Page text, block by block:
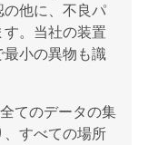
他に、不良パ
。当社の装置
小の異物も識
てのデータの集
すべての場所